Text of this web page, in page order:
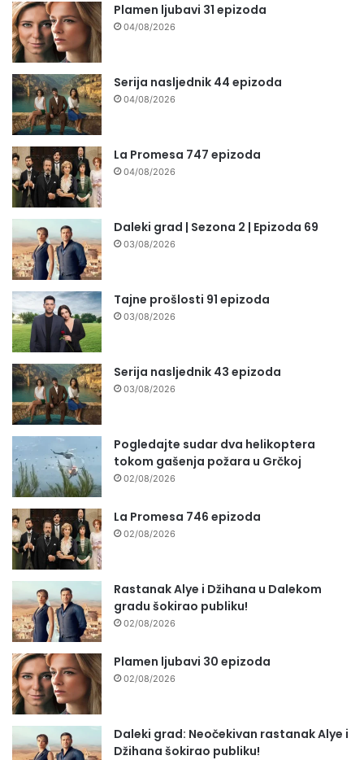
Plamen ljubavi 31 epizoda
04/08/2026
Serija nasljednik 44 epizoda
04/08/2026
La Promesa 747 epizoda
04/08/2026
Daleki grad | Sezona 2 | Epizoda 69
03/08/2026
Tajne prošlosti 91 epizoda
03/08/2026
Serija nasljednik 43 epizoda
03/08/2026
Pogledajte sudar dva helikoptera
tokom gašenja požara u Grčkoj
02/08/2026
La Promesa 746 epizoda
02/08/2026
Rastanak Alye i Džihana u Dalekom
gradu šokirao publiku!
02/08/2026
Plamen ljubavi 30 epizoda
02/08/2026
Daleki grad: Neočekivan rastanak Alye i
Džihana šokirao publiku!